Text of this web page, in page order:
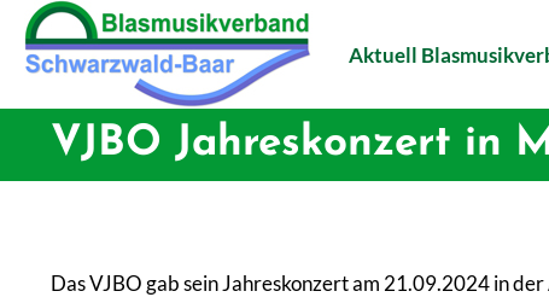
Aktuell
VJBO Jahreskonzert in
Das VJBO gab sein Jahreskonzert am 21.09.2024 in